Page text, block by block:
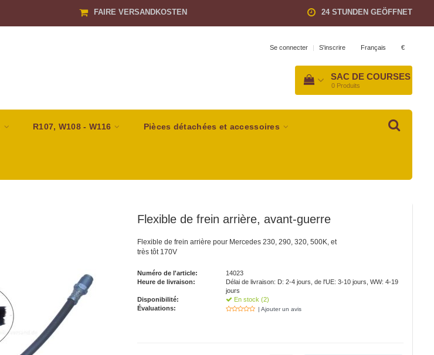
FAIRE VERSANDKOSTEN 24 STUNDEN GEÖFFNET
Se connecter | S'inscrire Français €
SAC DE COURSES
0 Produits
R107, W108 - W116 Pièces détachées et accessoires
Flexible de frein arrière, avant-guerre
Flexible de frein arrière pour Mercedes 230, 290, 320, 500K, et
très tôt 170V
Numéro de l'article:
14023
Heure de livraison:
Délai de livraison: D: 2-4 jours, de l'UE: 3-10 jours, WW: 4-19
jours
Disponibilité:
En stock (2)
Évaluations:
| Ajouter un avis